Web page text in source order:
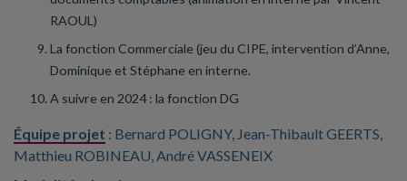
RAOUL)
La fonction Commerciale (jeu du CIPE, intervention d’Anne,
Dominique et Stéphane en interne.
A suivre en 2024 : la fonction DG
Équipe projet : Bernard POLIGNY, Jean-Thibault GEERTS,
Matthieu ROBINEAU, André VASSENEIX